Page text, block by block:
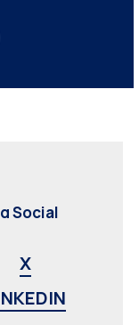
Social
X